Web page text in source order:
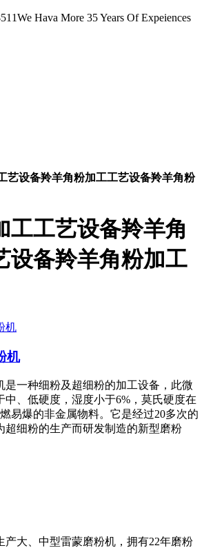
We Hava More 35 Years Of Expeiences
艺设备羚羊角粉加工工艺设备羚羊角粉
工工艺设备羚羊角
设备羚羊角粉加工
机
是一种细粉及超细粉的加工设备，此微
中、低硬度，湿度小于6%，莫氏硬度在
易爆的非金属物料。它是经过20多次的
超细粉的生产而研发制造的新型磨粉
产大、中型雷蒙磨粉机，拥有22年磨粉